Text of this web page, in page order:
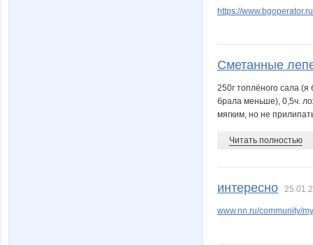
https://
Сметанные
250г топлёного сала
брала меньше), 0,5ч.
мягким, но не
Читать полностью
интересно
www.nn.ru/community/